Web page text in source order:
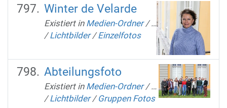
Winter de Velarde
Existiert in Medien-Ordner /…
/Lichtbilder /Einzelfotos
Abteilungsfoto
Existiert in Medien-Ordner /…
/Lichtbilder /Gruppen Fotos